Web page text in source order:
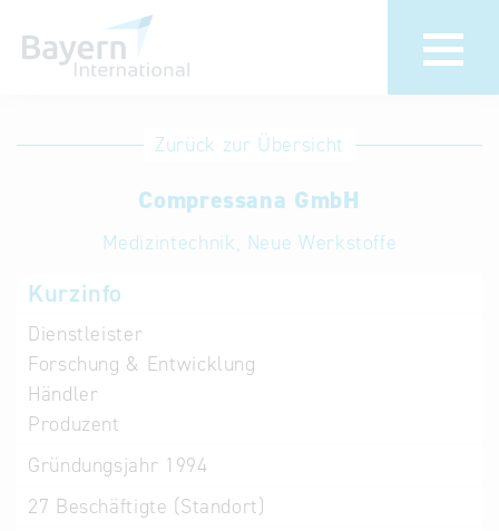
Anmeldung
Unternehmen
anmelden
Eintrag
löschen
Aktualisieren
Zurück zur Übersicht
Compressana GmbH
Medizintechnik, Neue Werkstoffe
Kurzinfo
Dienstleister
Forschung & Entwicklung
Händler
Produzent
Gründungsjahr 1994
27 Beschäftigte (Standort)